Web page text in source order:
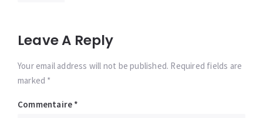
Leave A Reply
Your email address will not be published. Required fields are
marked *
Commentaire *